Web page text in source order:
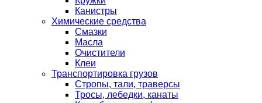
Канистры
Химические средства
Смазки
Масла
Очистители
Клеи
Транспортировка грузов
Стропы, тали, траверсы
Тросы, лебедки, канаты